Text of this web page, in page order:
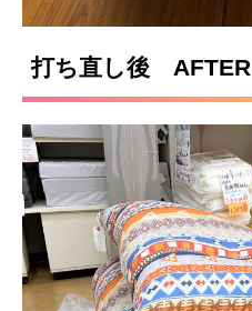
打ち直し後 AFTER